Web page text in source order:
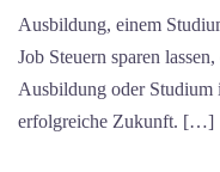
Ausbildung, einem
Job Steuern sparen
Ausbildung oder Studium
erfolgreiche Zukunft. […]